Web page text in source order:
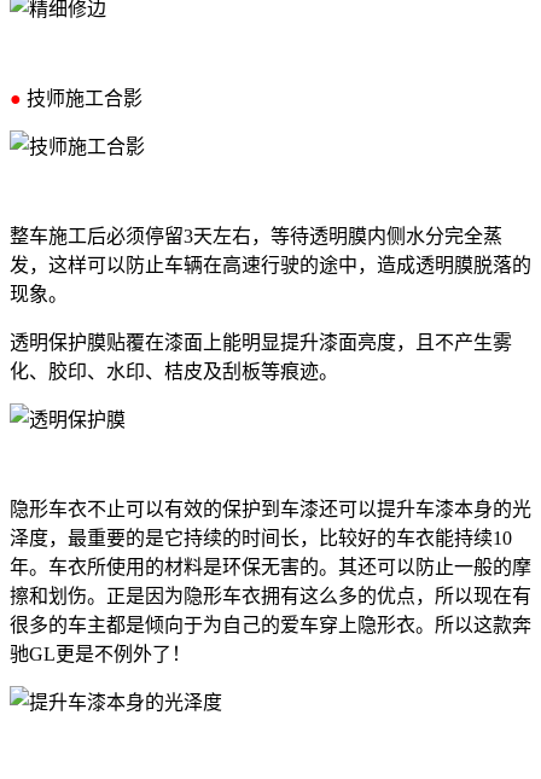
● 技师施工合影
整车施工后必须停留3天左右，等待透明膜内侧水分完全蒸
发，这样可以防止车辆在高速行驶的途中，造成透明膜脱落的
现象。
透明保护膜贴覆在漆面上能明显提升漆面亮度，且不产生雾
化、胶印、水印、桔皮及刮板等痕迹。
隐形车衣不止可以有效的保护到车漆还可以提升车漆本身的光
泽度，最重要的是它持续的时间长，比较好的车衣能持续10
年。车衣所使用的材料是环保无害的。其还可以防止一般的摩
擦和划伤。正是因为隐形车衣拥有这么多的优点，所以现在有
很多的车主都是倾向于为自己的爱车穿上隐形衣。所以这款奔
驰GL更是不例外了！